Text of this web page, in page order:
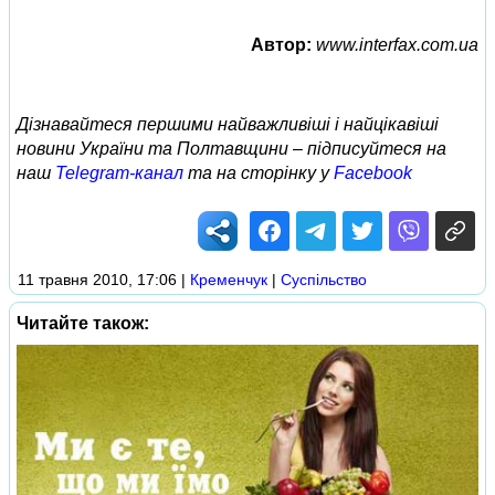
Автор: www.interfax.com.ua
Дізнавайтеся першими найважливіші і найцікавіші
новини України та Полтавщини – підписуйтеся на
наш Telegram-канал та на сторінку уFacebook
11 травня 2010, 17:06 | Кременчук | Суспільство
Читайте також: